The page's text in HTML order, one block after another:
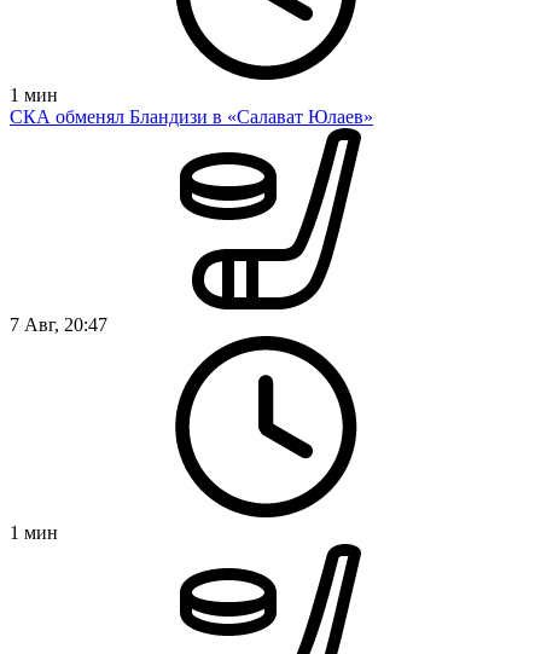
1 мин
СКА обменял Бландизи в «Салават Юлаев»
7 Авг, 20:47
1 мин